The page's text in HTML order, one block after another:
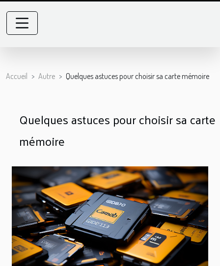
Accueil Autre Quelques astuces pour choisir sa carte mémoire
Quelques astuces pour choisir sa carte
mémoire